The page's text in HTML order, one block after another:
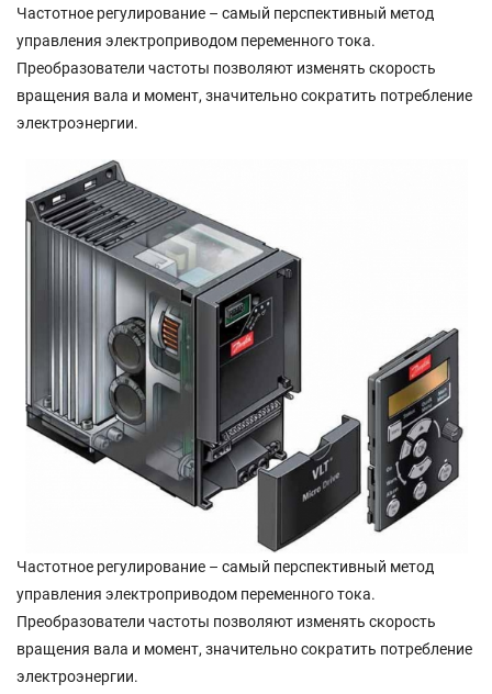
Частотное регулирование – самый перспективный метод
управления электроприводом переменного тока.
Преобразователи частоты позволяют изменять скорость
вращения вала и момент, значительно сократить потребление
электроэнергии.
Частотное регулирование – самый перспективный метод
управления электроприводом переменного тока.
Преобразователи частоты позволяют изменять скорость
вращения вала и момент, значительно сократить потребление
электроэнергии.